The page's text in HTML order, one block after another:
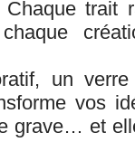
trait
un
vos
grave… et